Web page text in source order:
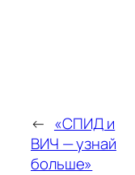
← «СПИД и
ВИЧ — узнай
больше»